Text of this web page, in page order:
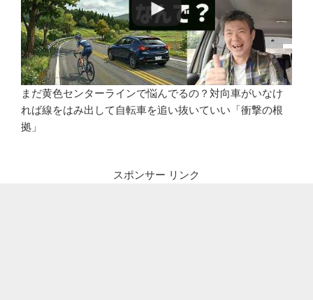
まだ黄色センターラインで悩んでるの？対向車がいなけ
れば線をはみ出して自転車を追い抜いていい「衝撃の根
拠」
スポンサー リンク